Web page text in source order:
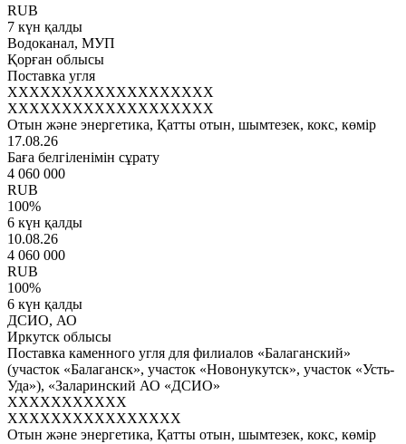
RUB
7 күн қалды
Водоканал, МУП
Қорған облысы
Поставка угля
XXXXXXXXXXXXXXXXXXX
XXXXXXXXXXXXXXXXXXX
Отын және энергетика, Қатты отын, шымтезек, кокс, көмір
17.08.26
Баға белгіленімін сұрату
4 060 000
RUB
100%
6 күн қалды
10.08.26
4 060 000
RUB
100%
6 күн қалды
ДСИО, АО
Иркутск облысы
Поставка каменного угля для филиалов «Балаганский»
(участок «Балаганск», участок «Новонукутск», участок «Усть-
Уда»), «Заларинский АО «ДСИО»
XXXXXXXXXXX
XXXXXXXXXXXXXXXX
Отын және энергетика, Қатты отын, шымтезек, кокс, көмір